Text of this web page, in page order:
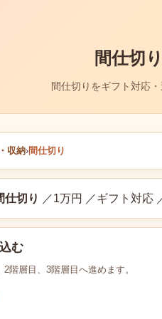
間仕切
間仕切りをギフト対応
収納›間仕切り
仕切り ／1万円 ／ギフト対応
む
階層目、3階層目へ進めます。